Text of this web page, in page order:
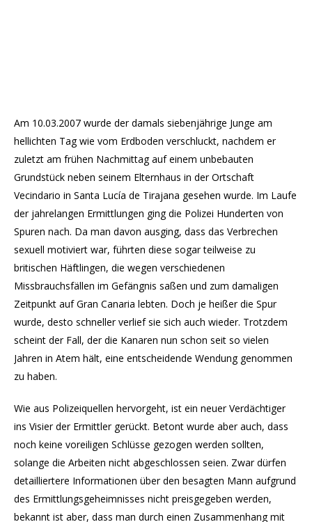
Am 10.03.2007 wurde der damals siebenjährige Junge am
hellichten Tag wie vom Erdboden verschluckt, nachdem er
zuletzt am frühen Nachmittag auf einem unbebauten
Grundstück neben seinem Elternhaus in der Ortschaft
Vecindario in Santa Lucía de Tirajana gesehen wurde. Im Laufe
der jahrelangen Ermittlungen ging die Polizei Hunderten von
Spuren nach. Da man davon ausging, dass das Verbrechen
sexuell motiviert war, führten diese sogar teilweise zu
britischen Häftlingen, die wegen verschiedenen
Missbrauchsfällen im Gefängnis saßen und zum damaligen
Zeitpunkt auf Gran Canaria lebten. Doch je heißer die Spur
wurde, desto schneller verlief sie sich auch wieder. Trotzdem
scheint der Fall, der die Kanaren nun schon seit so vielen
Jahren in Atem hält, eine entscheidende Wendung genommen
zu haben.
Wie aus Polizeiquellen hervorgeht, ist ein neuer Verdächtiger
ins Visier der Ermittler gerückt. Betont wurde aber auch, dass
noch keine voreiligen Schlüsse gezogen werden sollten,
solange die Arbeiten nicht abgeschlossen seien. Zwar dürfen
detailliertere Informationen über den besagten Mann aufgrund
des Ermittlungsgeheimnisses nicht preisgegeben werden,
bekannt ist aber, dass man durch einen Zusammenhang mit